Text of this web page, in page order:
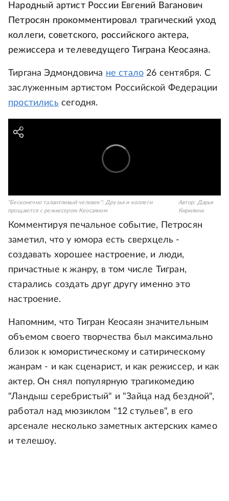
Народный артист России Евгений Ваганович
Петросян прокомментировал трагический уход
коллеги, советского, российского актера,
режиссера и телеведущего Тиграна Кеосаяна.
Тиргана Эдмондовича не стало 26 сентября. С
заслуженным артистом Российской Федерации
простились сегодня.
"Бесконечно талантливый человек": Друзья и коллеги
прощаются с режиссером Кеосаяном
Автор: Дарья
Кирилина
Комментируя печальное событие, Петросян
заметил, что у юмора есть сверхцель -
создавать хорошее настроение, и люди,
причастные к жанру, в том числе Тигран,
старались создать друг другу именно это
настроение.
Напомним, что Тигран Кеосаян значительным
объемом своего творчества был максимально
близок к юмористическому и сатирическому
жанрам - и как сценарист, и как режиссер, и как
актер. Он снял популярную трагикомедию
"Ландыш серебристый" и "Зайца над бездной",
работал над мюзиклом "12 стульев", в его
арсенале несколько заметных актерских камео
и телешоу.